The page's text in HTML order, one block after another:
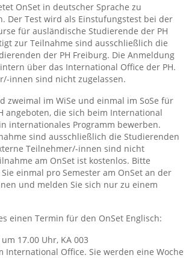
OnSet in deutscher Sprache zu
Der Test wird als Einstufungstest bei der
für ausländische Studierende der PH
zur Teilnahme sind ausschließlich die
der PH Freiburg. Die Anmeldung
über das International Office der PH.
innen sind nicht zugelassen.
zweimal im WiSe und einmal im SoSe für
angeboten, die sich beim International
internationales Programm bewerben.
sind ausschließlich die Studierenden
Teilnehmer/-innen sind nicht
am OnSet ist kostenlos. Bitte
einmal pro Semester am OnSet an der
und melden Sie sich nur zu einem
einen Termin für den OnSet Englisch:
17.00 Uhr, KA 003
International Office. Sie werden eine Woche